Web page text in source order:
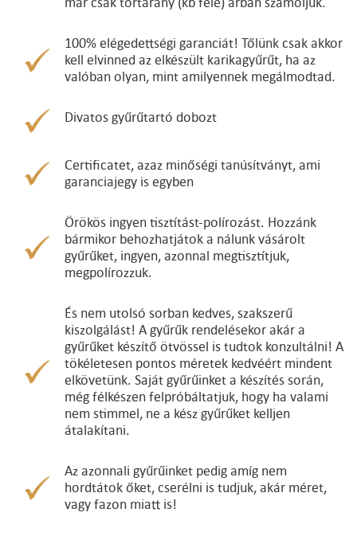
100% elégedettségi garanciát! Tőlünk csak akkor
kell elvinned az elkészült karikagyűrűt, ha az
valóban olyan, mint amilyennek megálmodtad.
Divatos gyűrűtartó dobozt
Certificatet, azaz minőségi tanúsítványt, ami
garanciajegy is egyben
Örökös ingyen tisztítást-polírozást. Hozzánk
bármikor behozhatjátok a nálunk vásárolt
gyűrűket, ingyen, azonnal megtisztítjuk,
megpolírozzuk.
És nem utolsó sorban kedves, szakszerű
kiszolgálást! A gyűrűk rendelésekor akár a
gyűrűket készítő ötvössel is tudtok konzultálni! A
tökéletesen pontos méretek kedvéért mindent
elkövetünk. Saját gyűrűinket a készítés során,
még félkészen felpróbáltatjuk, hogy ha valami
nem stimmel, ne a kész gyűrűket kelljen
átalakítani.
Az azonnali gyűrűinket pedig amíg nem
hordtátok őket, cserélni is tudjuk, akár méret,
vagy fazon miatt is!